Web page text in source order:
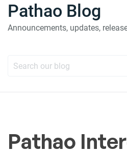
Pathao Blog
Announcements, updates,
Pathao